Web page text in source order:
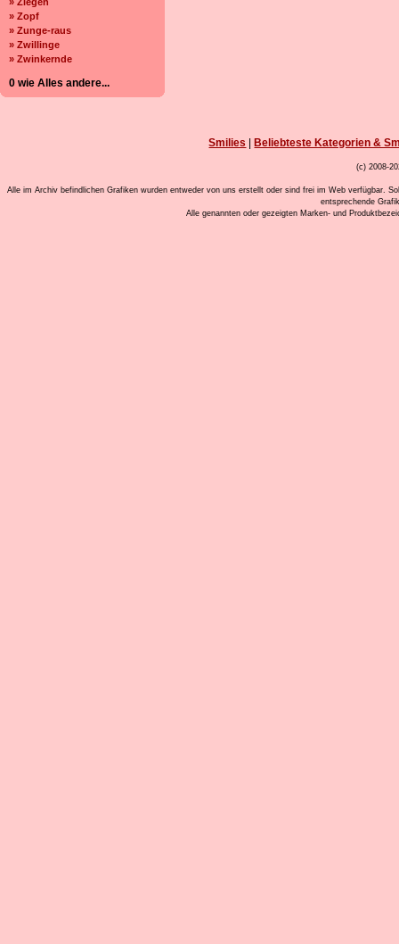
» Zopf
» Zunge-raus
» Zwillinge
» Zwinkernde
0 wie Alles andere...
Smilies Beliebteste Kategorien &
(c) 2008-
Alle im Archiv befindlichen Grafiken wurden entweder von uns erstellt oder sind frei im Web verfügbar.
entsprechende
Alle genannten oder gezeigten Marken- und